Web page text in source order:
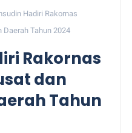
Hadiri Rakornas
Daerah Tahun 2024
Rakornas
dan
Tahun